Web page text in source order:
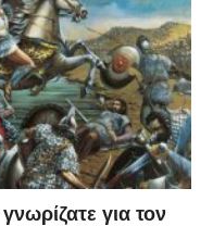
για τον